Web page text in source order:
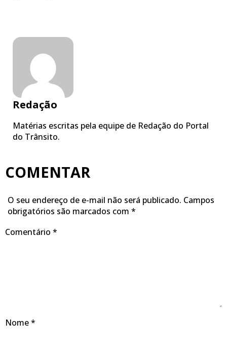
Redação
Matérias escritas pela equipe de Redação do Portal
do Trânsito.
COMENTAR
O seu endereço de e-mail não será publicado. Campos
obrigatórios são marcados com *
Comentário *
Nome*